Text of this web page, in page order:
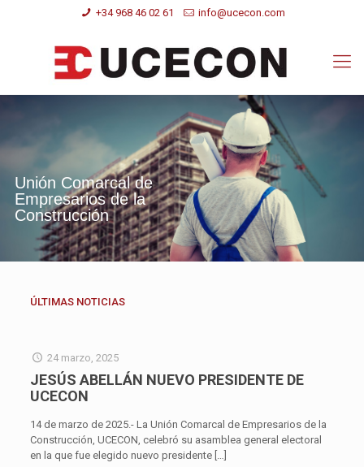
+34 968 46 02 61 info@ucecon.com
Unión Comarcal de
Empresarios de la
Construcción
ÚLTIMAS NOTICIAS
24 marzo, 2025
JESÚS ABELLÁN NUEVO PRESIDENTE DE
UCECON
14 de marzo de 2025.- La Unión Comarcal de Empresarios de la
Construcción, UCECON, celebró su asamblea general electoral
en la que fue elegido nuevo presidente[…]